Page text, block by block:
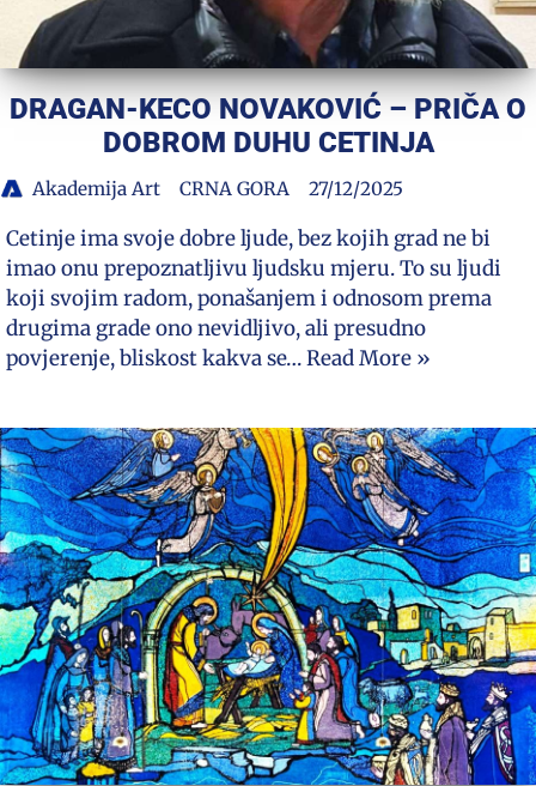
DRAGAN-KECO NOVAKOVIĆ – PRIČA O
DOBROM DUHU CETINJA
Akademija Art CRNA GORA 27/12/2025
Cetinje ima svoje dobre ljude, bez kojih grad ne bi
imao onu prepoznatljivu ljudsku mjeru. To su ljudi
koji svojim radom, ponašanjem i odnosom prema
drugima grade ono nevidljivo, ali presudno
povjerenje, bliskost kakva se…Read More »